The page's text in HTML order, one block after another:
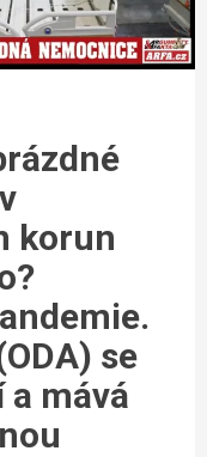
korun
se
a mává